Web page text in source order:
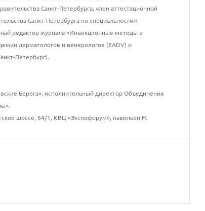
Санкт-Петербурга, член аттестационной
Санкт-Петербурга по специальностям
редактор журнала «Инъекционные методы в
дерматологов и венерологов (EADV) и
Петербург).
Берега», исполнительный директор Объединения
шоссе, 64/1, КВЦ «Экспофорум», павильон Н.